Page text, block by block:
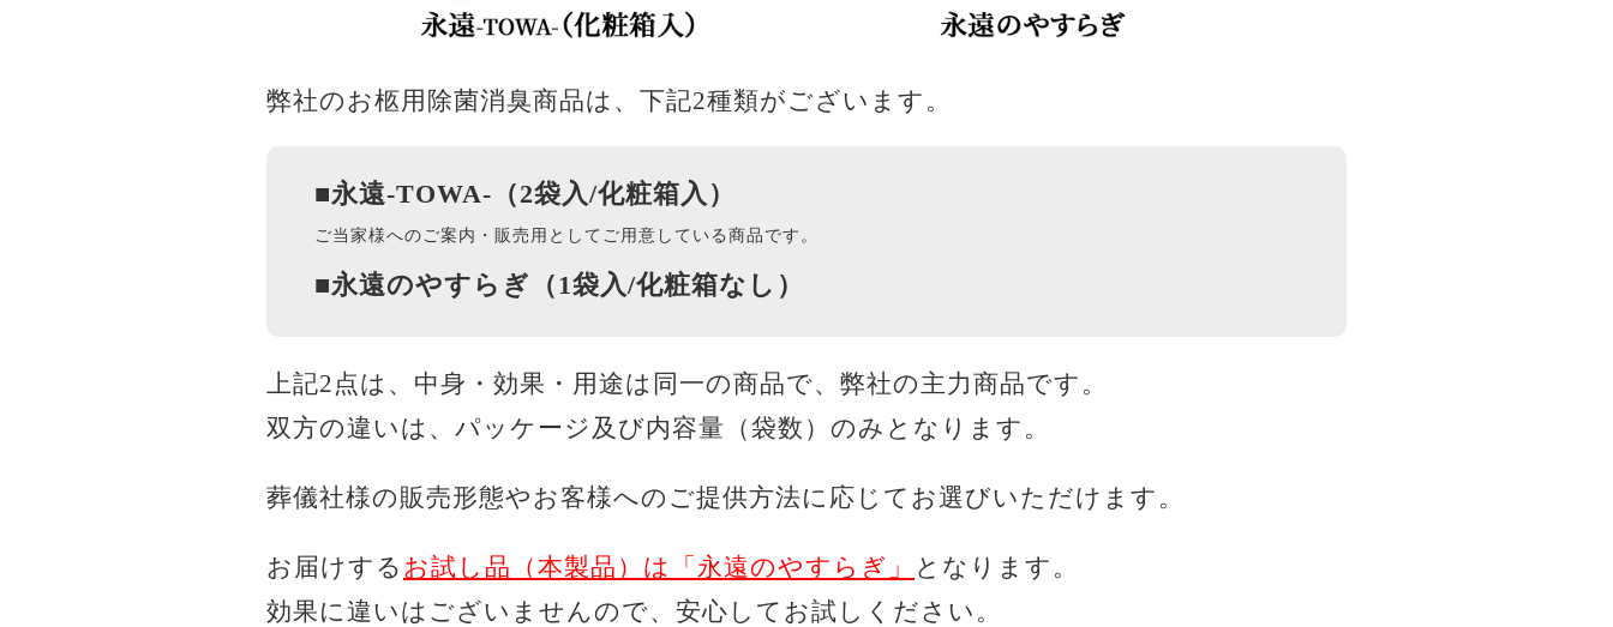
弊社のお柩用除菌消臭商品は、下記2種類がございます。
■永遠-TOWA-（2袋入/化粧箱入）
ご当家様へのご案内・販売用としてご用意している商品です。
■永遠のやすらぎ（1袋入/化粧箱なし）
上記2点は、中身・効果・用途は同一の商品で、弊社の主力商品です。
双方の違いは、パッケージ及び内容量（袋数）のみとなります。
葬儀社様の販売形態やお客様へのご提供方法に応じてお選びいただけます。
お届けする お試し品（本製品）は「永遠のやすらぎ」
となります。
効果に違いはございませんので、安心してお試しください。